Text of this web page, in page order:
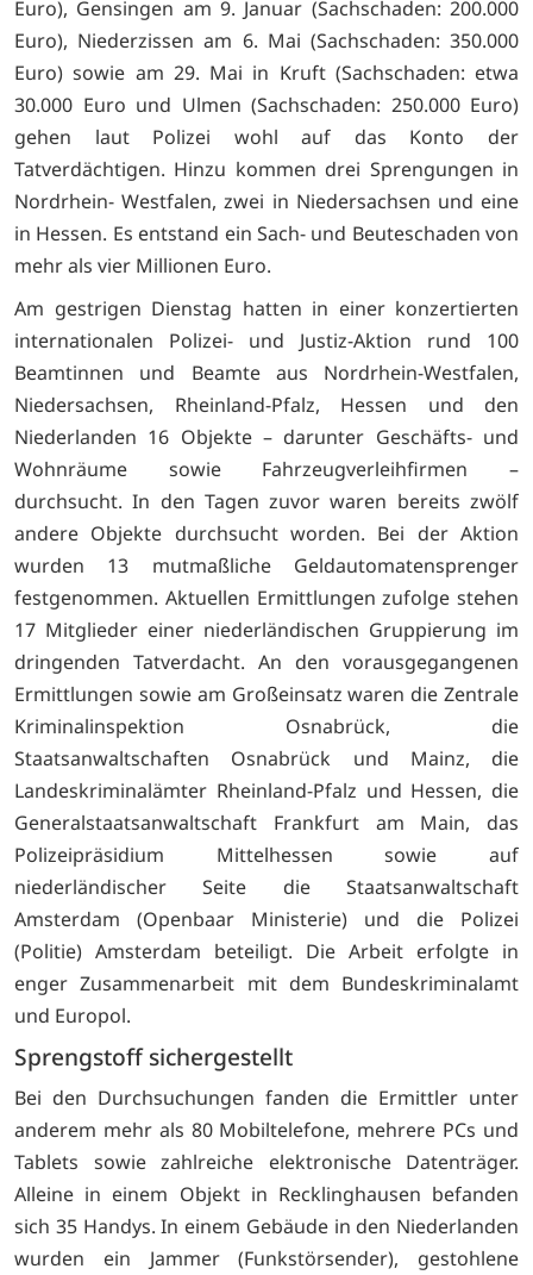
Euro), Gensingen am 9. Januar (Sachschaden: 200.000
Euro), Niederzissen am 6. Mai (Sachschaden: 350.000
Euro) sowie am 29. Mai in Kruft (Sachschaden: etwa
30.000 Euro und Ulmen (Sachschaden: 250.000 Euro)
gehen laut Polizei wohl auf das Konto der
Tatverdächtigen. Hinzu kommen drei Sprengungen in
Nordrhein- Westfalen, zwei in Niedersachsen und eine
in Hessen. Es entstand ein Sach- und Beuteschaden von
mehr als vier Millionen Euro.
Am gestrigen Dienstag hatten in einer konzertierten
internationalen Polizei- und Justiz-Aktion rund 100
Beamtinnen und Beamte aus Nordrhein-Westfalen,
Niedersachsen, Rheinland-Pfalz, Hessen und den
Niederlanden 16 Objekte – darunter Geschäfts- und
Wohnräume sowie Fahrzeugverleihfirmen –
durchsucht. In den Tagen zuvor waren bereits zwölf
andere Objekte durchsucht worden. Bei der Aktion
wurden 13 mutmaßliche Geldautomatensprenger
festgenommen. Aktuellen Ermittlungen zufolge stehen
17 Mitglieder einer niederländischen Gruppierung im
dringenden Tatverdacht. An den vorausgegangenen
Ermittlungen sowie am Großeinsatz waren die Zentrale
Kriminalinspektion Osnabrück, die
Staatsanwaltschaften Osnabrück und Mainz, die
Landeskriminalämter Rheinland-Pfalz und Hessen, die
Generalstaatsanwaltschaft Frankfurt am Main, das
Polizeipräsidium Mittelhessen sowie auf
niederländischer Seite die Staatsanwaltschaft
Amsterdam (Openbaar Ministerie) und die Polizei
(Politie) Amsterdam beteiligt. Die Arbeit erfolgte in
enger Zusammenarbeit mit dem Bundeskriminalamt
und Europol.
Sprengstoff sichergestellt
Bei den Durchsuchungen fanden die Ermittler unter
anderem mehr als 80 Mobiltelefone, mehrere PCs und
Tablets sowie zahlreiche elektronische Datenträger.
Alleine in einem Objekt in Recklinghausen befanden
sich 35 Handys. In einem Gebäude in den Niederlanden
wurden ein Jammer (Funkstörsender), gestohlene